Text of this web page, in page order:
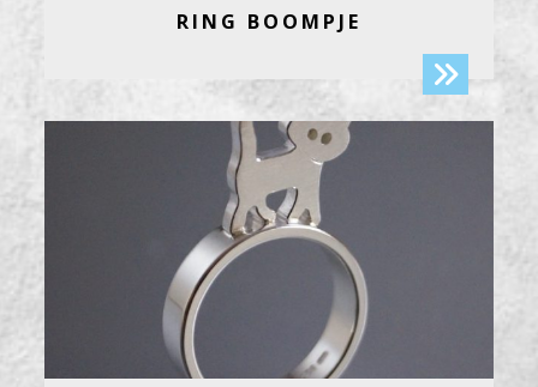
RING BOOMPJE